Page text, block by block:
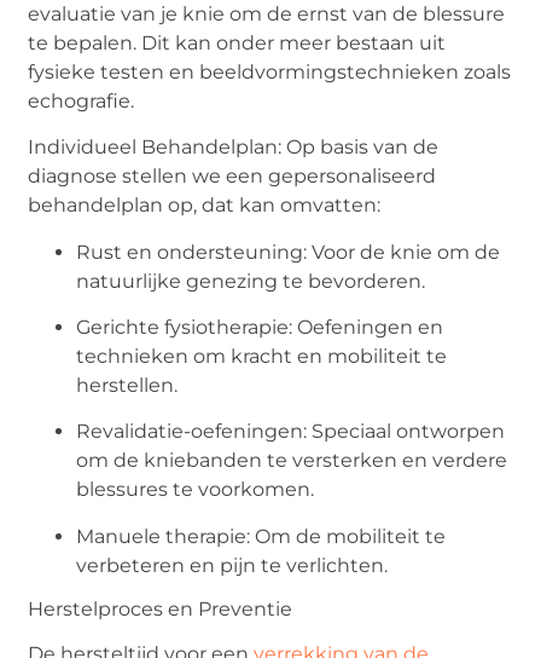
evaluatie van je knie om de ernst van de blessure
te bepalen. Dit kan onder meer bestaan uit
fysieke testen en beeldvormingstechnieken zoals
echografie.
Individueel Behandelplan: Op basis van de
diagnose stellen we een gepersonaliseerd
behandelplan op, dat kan omvatten:
Rust en ondersteuning: Voor de knie om de
natuurlijke genezing te bevorderen.
Gerichte fysiotherapie: Oefeningen en
technieken om kracht en mobiliteit te
herstellen.
Revalidatie-oefeningen: Speciaal ontworpen
om de kniebanden te versterken en verdere
blessures te voorkomen.
Manuele therapie: Om de mobiliteit te
verbeteren en pijn te verlichten.
Herstelproces en Preventie